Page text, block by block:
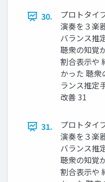
30.
プロトタイ
演奏を３楽
バランス推
聴衆の知覚
割合表示や
かった 聴衆
ランス推定
改善 31
31.
プロトタイ
演奏を３楽
バランス推
聴衆の知覚
割合表示や